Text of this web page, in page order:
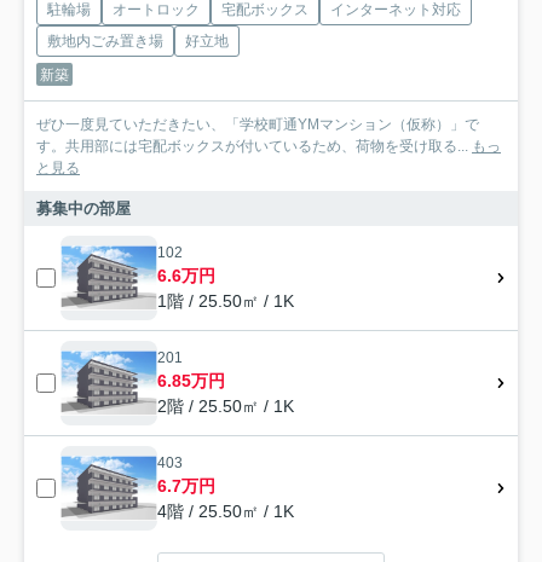
駐輪場 オートロック 宅配ボックス
インターネット対応
敷地内ごみ置き場
好立地
新築
ぜひ一度見ていただきたい、「学校町通YMマンション（仮称）」で
す。共用部には宅配ボックスが付いているため、荷物を受け取る... もっ
と見る
募集中の部屋
102
6.6万円
1階 / 25.50㎡ / 1K
201
6.85万円
2階 / 25.50㎡ / 1K
403
6.7万円
4階 / 25.50㎡ / 1K